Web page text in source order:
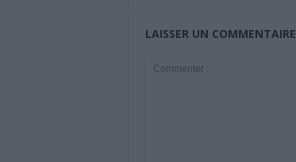
LAISSER UN COMMENTAIRE